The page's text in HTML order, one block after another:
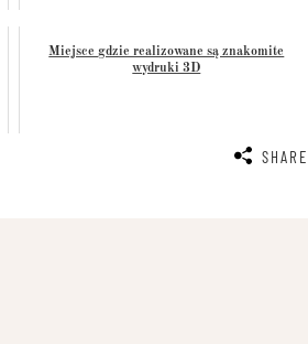
Miejsce gdzie realizowane są znakomite
wydruki 3D
SHARE